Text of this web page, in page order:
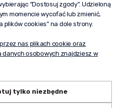
“Dostosuj zgody”. Udzieloną
momencie wycofać lub zmienić,
plików cookies” na dole strony.
nas plikach cookie oraz
osobowych znajdziesz w
tylko niezbędne